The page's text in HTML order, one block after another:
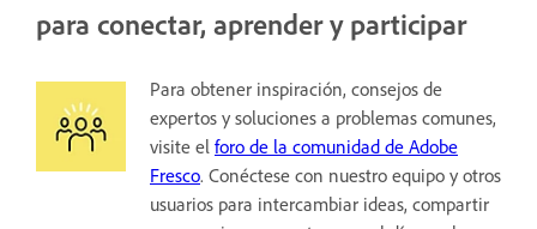
para conectar, aprender y participar
Para obtener inspiración, consejos de
expertos y soluciones a problemas comunes,
visite el foro de la comunidad de Adobe
Fresco. Conéctese con nuestro equipo y otros
usuarios para intercambiar ideas, compartir